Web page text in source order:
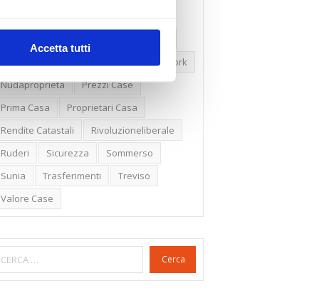
Accetta tutti
New York
Nudaproprietà
Prezzi Case
Prima Casa
Proprietari Casa
Rendite Catastali
Rivoluzioneliberale
Ruderi
Sicurezza
Sommerso
Sunia
Trasferimenti
Treviso
Valore Case
Cerca